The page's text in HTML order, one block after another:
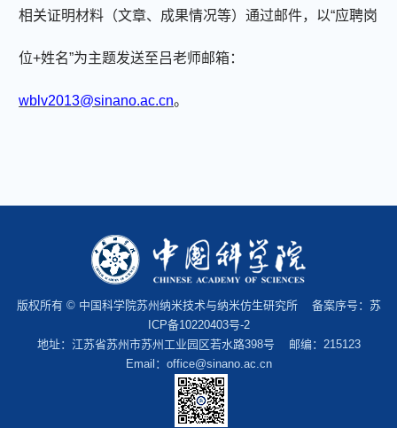
相关证明材料（文章、成果情况等）通过邮件，以“应聘岗
位+姓名”为主题发送至吕老师邮箱：
wblv2013@sinano.ac.cn。
版权所有 © 中国科学院苏州纳米技术与纳米仿生研究所 备案序号： 苏
ICP备10220403号-2
地址：江苏省苏州市苏州工业园区若水路398号 邮编：215123
Email：office@sinano.ac.cn